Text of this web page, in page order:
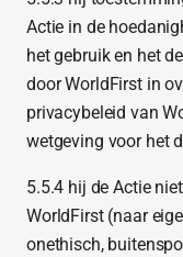
Actie in de
het gebruik en het
door WorldFirst in
privacybeleid van
wetgeving voor het
5.5.4 hij de Actie
WorldFirst (naar
onethisch,